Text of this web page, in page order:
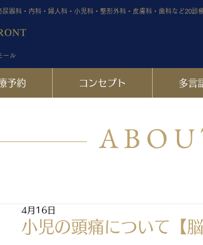
器科・内科・婦人科・小児科・整形外科・皮膚科・歯科など20
ール
予約 コンセプト 多言
小児の頭痛について【脳
4月16日